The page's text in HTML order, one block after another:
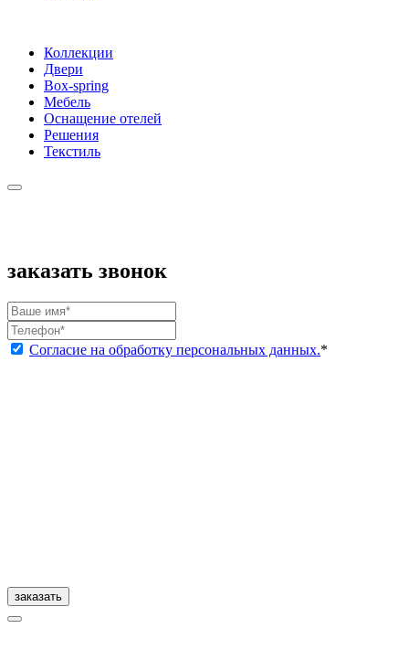
Коллекции
Двери
Box-spring
Мебель
Оснащение отелей
Решения
Текстиль
заказать звонок
Согласие на обработку персональных данных.*
заказать